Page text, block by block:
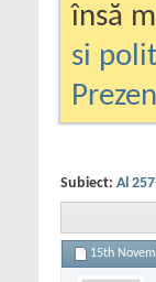
însă
si
Subiect: Al
15th